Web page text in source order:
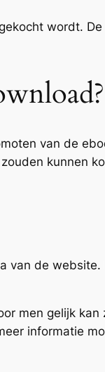
wordt.
van de
kunnen
van de website.
men gelijk kan
informatie